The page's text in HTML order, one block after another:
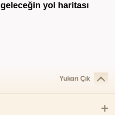
yol haritası
Yukarı Çık